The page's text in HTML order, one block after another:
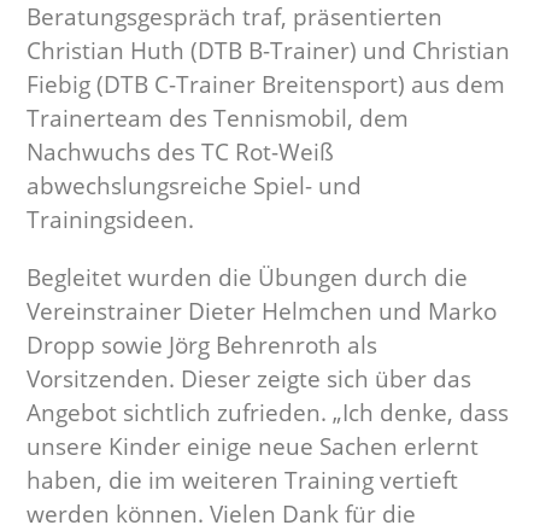
Beratungsgespräch traf, präsentierten
Christian Huth (DTB B-Trainer) und Christian
Fiebig (DTB C-Trainer Breitensport) aus dem
Trainerteam des Tennismobil, dem
Nachwuchs des TC Rot-Weiß
abwechslungsreiche Spiel- und
Trainingsideen.
Begleitet wurden die Übungen durch die
Vereinstrainer Dieter Helmchen und Marko
Dropp sowie Jörg Behrenroth als
Vorsitzenden. Dieser zeigte sich über das
Angebot sichtlich zufrieden. „Ich denke, dass
unsere Kinder einige neue Sachen erlernt
haben, die im weiteren Training vertieft
werden können. Vielen Dank für die